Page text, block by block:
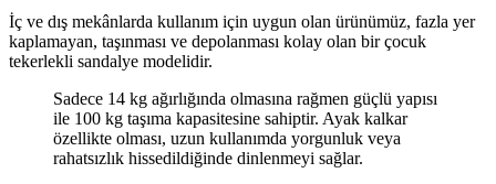
İç ve dış mekânlarda kullanım için uygun olan ürünümüz, fazla yer
kaplamayan, taşınması ve depolanması kolay olan bir çocuk
tekerlekli sandalye modelidir.
Sadece 14 kg ağırlığında olmasına rağmen güçlü yapısı
ile 100 kg taşıma kapasitesine sahiptir. Ayak kalkar
özellikte olması, uzun kullanımda yorgunluk veya
rahatsızlık hissedildiğinde dinlenmeyi sağlar.